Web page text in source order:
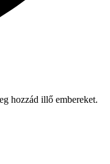
hozzád illő embereket.